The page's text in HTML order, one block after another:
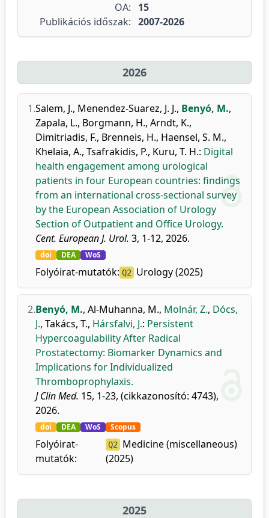
OA:
15
Publikációs időszak: 2007-2026
2026
1.Salem, J., Menendez-Suarez, J. J., Benyó, M.,
Zapala, L., Borgmann, H., Arndt, K.,
Dimitriadis, F., Brenneis, H., Haensel, S. M.,
Khelaia, A., Tsafrakidis, P., Kuru, T. H.: Digital
health engagement among urological
patients in four European countries: findings
from an international cross-sectional survey
by the European Association of Urology
Section of Outpatient and Office Urology.
Cent. European J. Urol. 3, 1-12, 2026.
doi DEA WoS
Folyóirat-mutatók: Q2 Urology (2025)
2.Benyó, M., Al-Muhanna, M., Molnár, Z., Dócs,
J., Takács, T., Hársfalvi, J.: Persistent
Hypercoagulability After Radical
Prostatectomy: Biomarker Dynamics and
Implications for Individualized
Thromboprophylaxis.
J Clin Med. 15, 1-23, (cikkazonosító: 4743),
2026.
doi DEA WoS Scopus
Folyóirat-
mutatók:
Q2
Medicine (miscellaneous)
(2025)
2025